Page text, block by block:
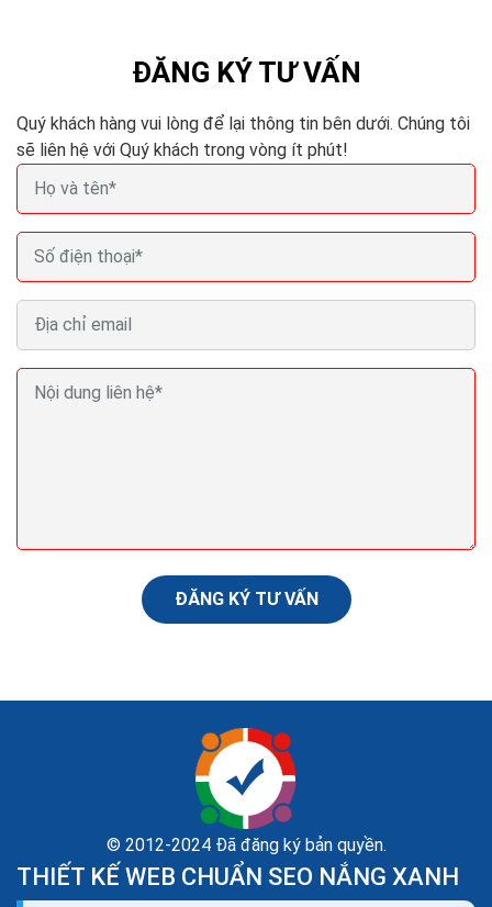
click through rate) nhanh nhất?? Đó luôn là câu...
hàng. Hi vọng với những chia sẻ trong bài viết này của...
ĐĂNG KÝ TƯ VẤN
Quý khách hàng vui lòng để lại thông tin bên dưới. Chúng tôi
sẽ liên hệ với Quý khách trong vòng ít phút!
ĐĂNG KÝ TƯ VẤN
© 2012-2024 Đã đăng ký bản quyền.
THIẾT KẾ WEB CHUẨN SEO NẮNG XANH